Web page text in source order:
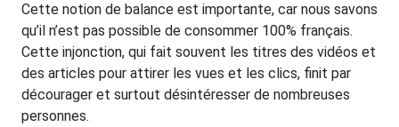
Cette notion de balance est importante, car nous savons
qu’il n’est pas possible de consommer 100% français.
Cette injonction, qui fait souvent les titres des vidéos et
des articles pour attirer les vues et les clics, finit par
décourager et surtout désintéresser de nombreuses
personnes.